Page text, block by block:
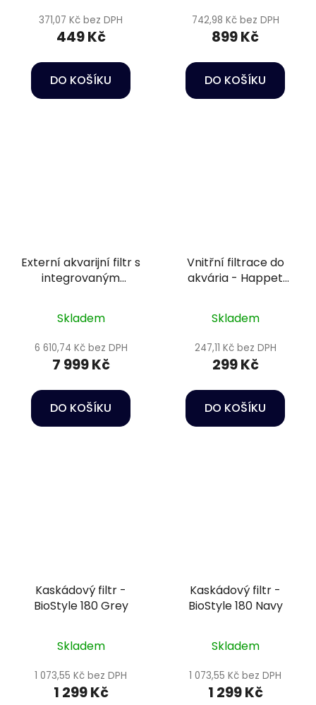
371,07 Kč bez DPH
449 Kč
DO KOŠÍKU
742,98 Kč bez DPH
899 Kč
DO KOŠÍKU
Externí akvarijní filtr s
integrovaným
Thermo 850
Skladem
6 610,74 Kč bez DPH
7 999 Kč
DO KOŠÍKU
Vnitřní filtrace do
akvária - Happet
Skladem
247,11 Kč bez DPH
299 Kč
DO KOŠÍKU
Kaskádový filtr -
BioStyle 180 Grey
Skladem
1 073,55 Kč bez DPH
1 299 Kč
Kaskádový filtr -
BioStyle 180 Navy
Skladem
1 073,55 Kč bez DPH
1 299 Kč